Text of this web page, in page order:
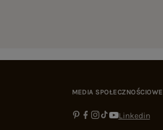
MEDIA SPOŁECZNOŚCIOWE
Linkedin